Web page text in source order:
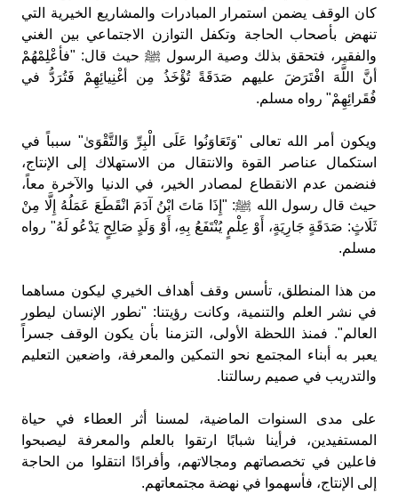
كان الوقف يضمن استمرار المبادرات والمشاريع الخيرية التي
تنهض بأصحاب الحاجة وتكفل التوازن الاجتماعي بين الغني
والفقير، فتحقق بذلك وصية الرسول ﷺ حيث قال: "فأعْلِمْهُمْ
أنَّ اللَّهَ افْتَرَضَ عليهم صَدَقَةً تُؤْخَذُ مِن أغْنِيائِهِمْ فَتُرَدُّ في
فُقَرائِهِمْ" رواه مسلم.
ويكون أمر الله تعالى "وَتَعَاوَنُوا عَلَى الْبِرِّ وَالتَّقْوَىٰ" سبباً في
استكمال عناصر القوة والانتقال من الاستهلاك إلى الإنتاج،
فنضمن عدم الانقطاع لمصادر الخير، في الدنيا والآخرة معاً،
حيث قال رسول الله ﷺ: "إِذَا مَاتَ ابْنُ آدَمَ انْقَطَعَ عَمَلُهُ إِلَّا مِنْ
ثَلَاثٍ: صَدَقَةٍ جَارِيَةٍ، أَوْ عِلْمٍ يُنْتَفَعُ بِهِ، أَوْ وَلَدٍ صَالِحٍ يَدْعُو لَهُ" رواه
مسلم.
من هذا المنطلق، تأسس وقف أهداف الخيري ليكون مساهما
في نشر العلم والتنمية، وكانت رؤيتنا: "نطور الإنسان ليطور
العالم". فمنذ اللحظة الأولى، التزمنا بأن يكون الوقف جسراً
يعبر به أبناء المجتمع نحو التمكين والمعرفة، واضعين التعليم
والتدريب في صميم رسالتنا.
على مدى السنوات الماضية، لمسنا أثر العطاء في حياة
المستفيدين، فرأينا شبابًا ارتقوا بالعلم والمعرفة ليصبحوا
فاعلين في تخصصاتهم ومجالاتهم، وأفرادًا انتقلوا من الحاجة
إلى الإنتاج، فأسهموا في نهضة مجتمعاتهم.